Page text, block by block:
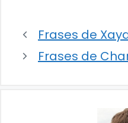
Frases de
Frases de